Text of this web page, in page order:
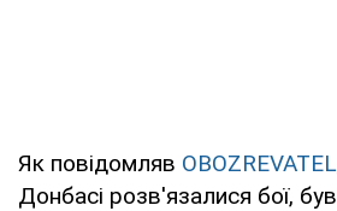
Як повідомляв OBOZREVATEL
Донбасі розв'язалися бої, був